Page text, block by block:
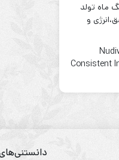
ماه تولد
و
Consistent
دانستنی‌های